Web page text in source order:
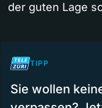
der guten Lage
TIPP
Sie wollen